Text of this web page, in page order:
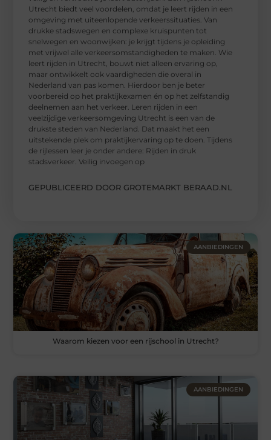
Utrecht biedt veel voordelen, omdat je leert rijden in een
omgeving met uiteenlopende verkeerssituaties. Van
drukke stadswegen en complexe kruispunten tot
snelwegen en woonwijken: je krijgt tijdens je opleiding
met vrijwel alle verkeersomstandigheden te maken. Wie
leert rijden in Utrecht, bouwt niet alleen ervaring op,
maar ontwikkelt ook vaardigheden die overal in
Nederland van pas komen. Hierdoor ben je beter
voorbereid op het praktijkexamen én op het zelfstandig
deelnemen aan het verkeer. Leren rijden in een
veelzijdige verkeersomgeving Utrecht is een van de
drukste steden van Nederland. Dat maakt het een
uitstekende plek om praktijkervaring op te doen. Tijdens
de rijlessen leer je onder andere: Rijden in druk
stadsverkeer. Veilig invoegen op
GEPUBLICEERD DOOR GROTEMARKT BERAAD.NL
AANBIEDINGEN
Waarom kiezen voor een rijschool in Utrecht?
AANBIEDINGEN